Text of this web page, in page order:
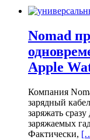
Nomad
Apple
Компания
зарядный
заряжать
заряжаемых
Фактически,